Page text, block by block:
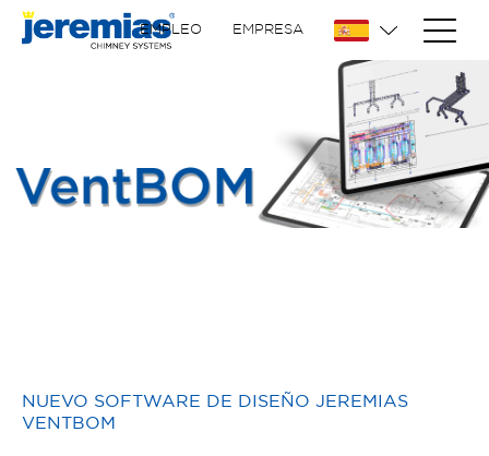
EMPLEO EMPRESA
NUEVO SOFTWARE DE DISEÑO JEREMIAS
VENTBOM